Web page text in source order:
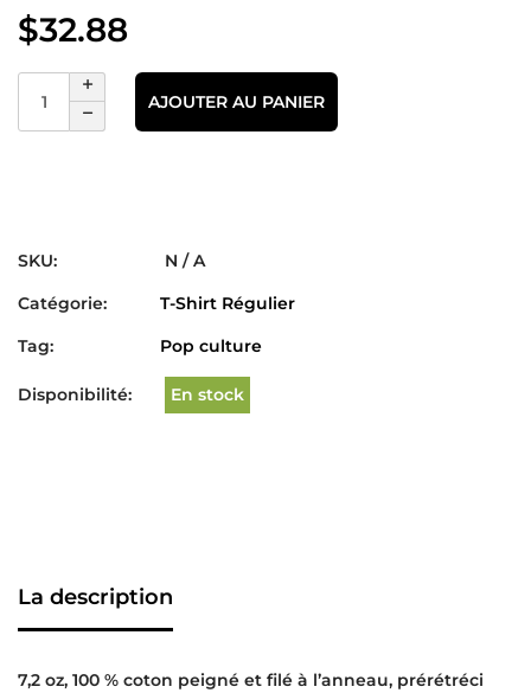
$32.88
AJOUTER AU PANIER
SKU:
N / A
Catégorie:
T-Shirt Régulier
Tag:
Pop culture
Disponibilité: En stock
La description
7,2 oz, 100 % coton peigné et filé à l’anneau, prérétréci